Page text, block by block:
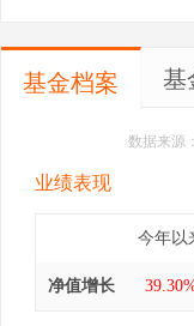
基金档案 基
数据来源
业绩表现
今年以
净值增长